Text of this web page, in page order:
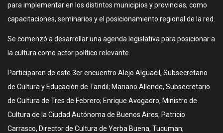
para implementar en los distintos municipios y provincias, como
capacitaciones, seminarios y el posicionamiento regional de la red.
Se comenzó a desarrollar una agenda legislativa para posicionar a
la cultura como actor político relevante.
Participaron de este 3er encuentro Alejo Alguacil, Subsecretario
de Cultura y Educación de Tandil; Mariano Allende, Subsecretario
de Cultura de Tres de Febrero; Enrique Avogadro, Ministro de
Cultura de la Ciudad Autónoma de Buenos Aires; Patricio
Carrasco, Director de Cultura de Yerba Buena, Tucuman;